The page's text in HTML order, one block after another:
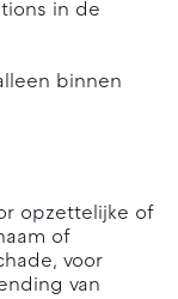
in de
binnen
opzettelijke of
of
voor
van